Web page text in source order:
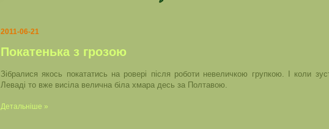
2011-06-21
Покатенька з грозою
Зібралися якось покататись на ровері після роботи невеличкою групкою. І коли
Леваді то вже висіла велична біла хмара десь за Полтавою.
Детальніше »